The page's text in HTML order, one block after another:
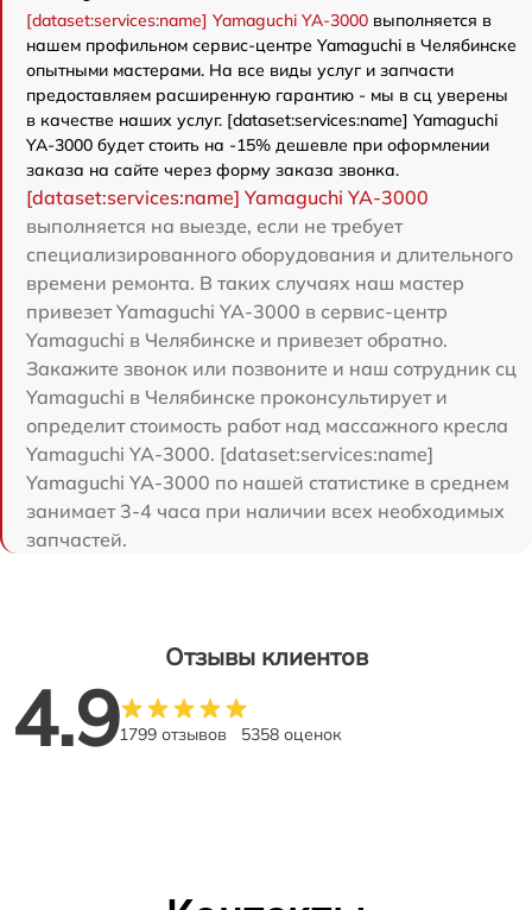
[dataset:services:name] Yamaguchi YA-3000 выполняется в
нашем профильном сервис-центре Yamaguchi в Челябинске
опытными мастерами. На все виды услуг и запчасти
предоставляем расширенную гарантию - мы в сц уверены
в качестве наших услуг. [dataset:services:name] Yamaguchi
YA-3000 будет стоить на -15% дешевле при оформлении
заказа на сайте через форму заказа звонка.
[dataset:services:name] Yamaguchi YA-3000
выполняется на выезде, если не требует
специализированного оборудования и длительного
времени ремонта. В таких случаях наш мастер
привезет Yamaguchi YA-3000 в сервис-центр
Yamaguchi в Челябинске и привезет обратно.
Закажите звонок или позвоните и наш сотрудник сц
Yamaguchi в Челябинске проконсультирует и
определит стоимость работ над массажного кресла
Yamaguchi YA-3000. [dataset:services:name]
Yamaguchi YA-3000 по нашей статистике в среднем
занимает 3-4 часа при наличии всех необходимых
запчастей.
Отзывы клиентов
4.91799 отзывов 5358 оценок